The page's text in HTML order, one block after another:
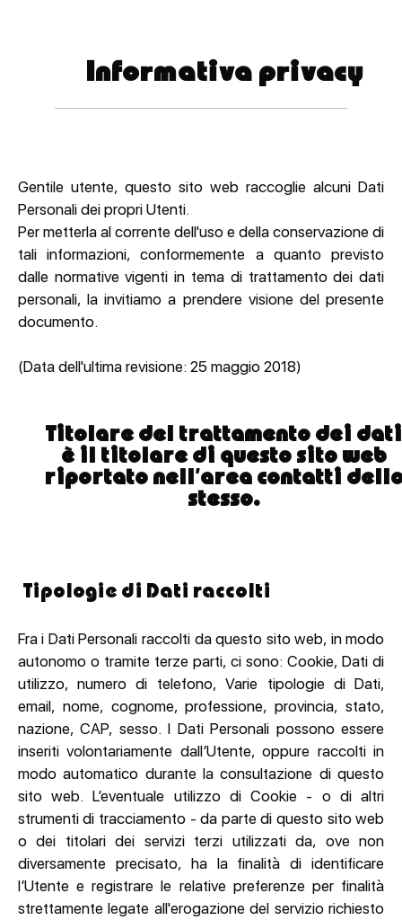
Informativa privacy
Gentile utente, questo sito web raccoglie alcuni Dati
Personali dei propri Utenti.
Per metterla al corrente dell'uso e della conservazione di
tali informazioni, conformemente a quanto previsto
dalle normative vigenti in tema di trattamento dei dati
personali, la invitiamo a prendere visione del presente
documento.
(Data dell'ultima revisione: 25 maggio 2018)
Titolare del trattamento dei dati
è il titolare di questo sito web
riportato nell’area contatti
stesso.
Tipologie di Dati raccolti
Fra i Dati Personali raccolti da questo sito web, in modo
autonomo o tramite terze parti, ci sono: Cookie, Dati di
utilizzo, numero di telefono, Varie tipologie di Dati,
email, nome, cognome, professione, provincia, stato,
nazione, CAP, sesso. I Dati Personali possono essere
inseriti volontariamente dall’Utente, oppure raccolti in
modo automatico durante la consultazione di questo
sito web. L’eventuale utilizzo di Cookie - o di altri
strumenti di tracciamento - da parte di questo sito web
o dei titolari dei servizi terzi utilizzati da, ove non
diversamente precisato, ha la finalità di identificare
l’Utente e registrare le relative preferenze per finalità
strettamente legate all'erogazione del servizio richiesto